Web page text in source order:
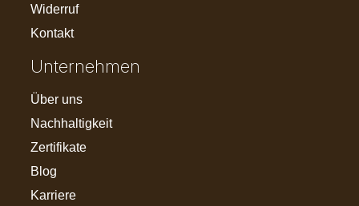
Widerruf
Kontakt
Unternehmen
Über uns
Nachhaltigkeit
Zertifikate
Blog
Karriere